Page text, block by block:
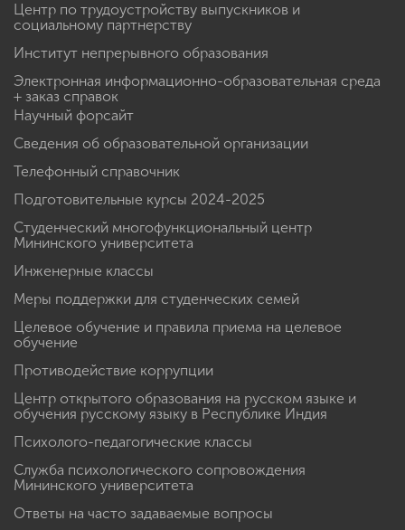
Центр по трудоустройству выпускников и
социальному партнерству
Институт непрерывного образования
Электронная информационно-образовательная среда
+ заказ справок
Научный форсайт
Сведения об образовательной организации
Телефонный справочник
Подготовительные курсы 2024-2025
Студенческий многофункциональный центр
Мининского университета
Инженерные классы
Меры поддержки для студенческих семей
Целевое обучение и правила приема на целевое
обучение
Противодействие коррупции
Центр открытого образования на русском языке и
обучения русскому языку в Республике Индия
Психолого-педагогические классы
Служба психологического сопровождения
Мининского университета
Ответы на часто задаваемые вопросы